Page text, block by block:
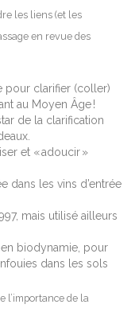
les liens (et les
en revue des
pour clarifier (coller)
au Moyen Âge !
de la clarification
et « adoucir »
dans les vins d’entrée
mais utilisé ailleurs
en biodynamie, pour
dans les sols
l’importance de la